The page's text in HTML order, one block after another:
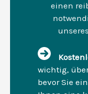
einen
wichtig,
bevor Sie